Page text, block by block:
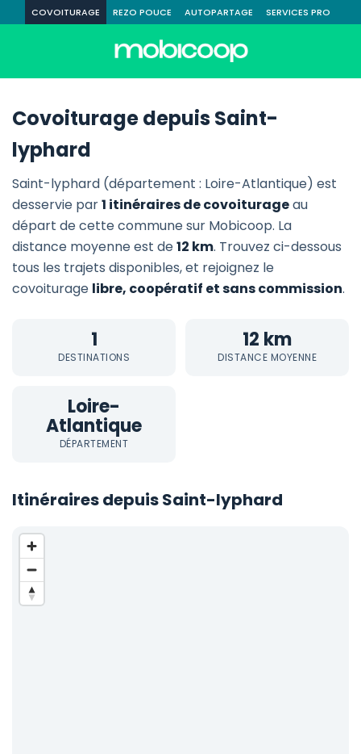
COVOITURAGE REZO POUCE AUTOPARTAGE SERVICES PRO
Covoiturage depuis Saint-
lyphard
Saint-lyphard (département : Loire-Atlantique) est
desservie par1 itinéraires de covoiturageau
départ de cette commune sur Mobicoop. La
distance moyenne est de12 km. Trouvez ci-dessous
tous les trajets disponibles, et rejoignez le
covoiturage libre, coopératif et sans commission.
1
DESTINATIONS
12 km
DISTANCE MOYENNE
Loire-
Atlantique
DÉPARTEMENT
Itinéraires depuis Saint-lyphard